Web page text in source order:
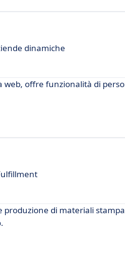
dinamiche
offre funzionalità di
di materiali